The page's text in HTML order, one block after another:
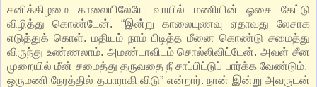
சனிக்கிழமை காலையிலேயே வாயில் மணியின் ஓசை கேட்டு
விழித்து கொண்டேன். “இன்று காலையுணவு ஏதாவது லேசாக
எடுத்துக் கொள். மதியம் நாம் பிடித்த மீனை கொண்டு சமைத்து
விருந்து உண்ணலாம். அமண்டாவிடம் சொல்லிவிட்டேன். அவள் சீன
முறையில் மீன் சமைத்து தருவதை நீ சாப்பிட்டுப் பார்க்க வேண்டும்.
ஒருமணி நேரத்தில் தயாராகி விடு” என்றார். நான் இன்று அவருடன்